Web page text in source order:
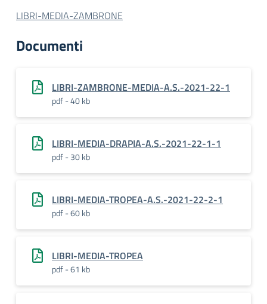
LIBRI-MEDIA-ZAMBRONE
Documenti
LIBRI-ZAMBRONE-MEDIA-A.S.-2021-22-1
pdf - 40 kb
LIBRI-MEDIA-DRAPIA-A.S.-2021-22-1-1
pdf - 30 kb
LIBRI-MEDIA-TROPEA-A.S.-2021-22-2-1
pdf - 60 kb
LIBRI-MEDIA-TROPEA
pdf - 61 kb